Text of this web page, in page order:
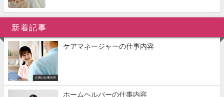
新着記事
介護の仕事内容
ケアマネージャーの仕事内容
ホームヘルパーの仕事内容